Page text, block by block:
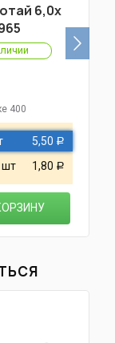
6,0х
400
5,50 Р
шт 1,80 Р